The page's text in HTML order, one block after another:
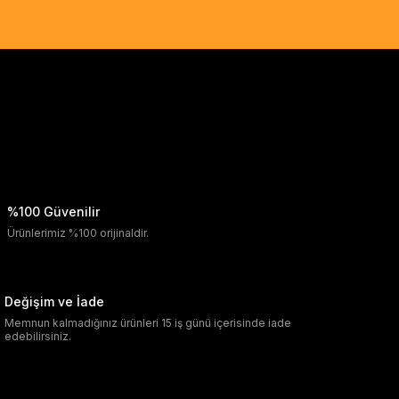
%100 Güvenilir
Ürünlerimiz %100 orijinaldir.
Değişim ve İade
Memnun kalmadığınız ürünleri 15 iş günü içerisinde iade
edebilirsiniz.